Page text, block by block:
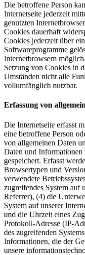
Die betroffene Person
Internetseite jederzeit
genutzten
Cookies dauerhaft
Cookies jederzeit über
Softwareprogramme
Internetbrowsern
Setzung von Cookies in
Umständen nicht alle
vollumfänglich nutzbar.
Erfassung von
Die Internetseite erfasst
eine betroffene Person
von allgemeinen Daten
Daten und Informationen
gespeichert. Erfasst
Browsertypen und
verwendete
zugreifendes System auf
Referrer), (4) die
System auf unserer
und die Uhrzeit eines
Protokoll-Adresse (IP-
des zugreifenden
Informationen, die der
unsere